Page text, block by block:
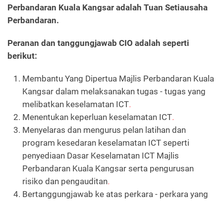
Perbandaran Kuala Kangsar adalah Tuan Setiausaha
Perbandaran.
Peranan dan tanggungjawab CIO adalah seperti
berikut:
Membantu Yang Dipertua Majlis Perbandaran Kuala
Kangsar dalam melaksanakan tugas - tugas yang
melibatkan keselamatan ICT.
Menentukan keperluan keselamatan ICT.
Menyelaras dan mengurus pelan latihan dan
program kesedaran keselamatan ICT seperti
penyediaan Dasar Keselamatan ICT Majlis
Perbandaran Kuala Kangsar serta pengurusan
risiko dan pengauditan.
Bertanggungjawab ke atas perkara - perkara yang